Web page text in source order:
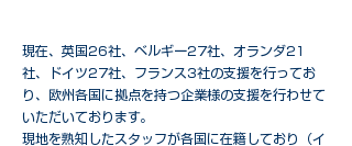
現在、英国26社、ベルギー27社、オランダ21
社、ドイツ27社、フランス3社の支援を行ってお
り、欧州各国に拠点を持つ企業様の支援を行わせて
いただいております。
現地を熟知したスタッフが各国に在籍しており（イ